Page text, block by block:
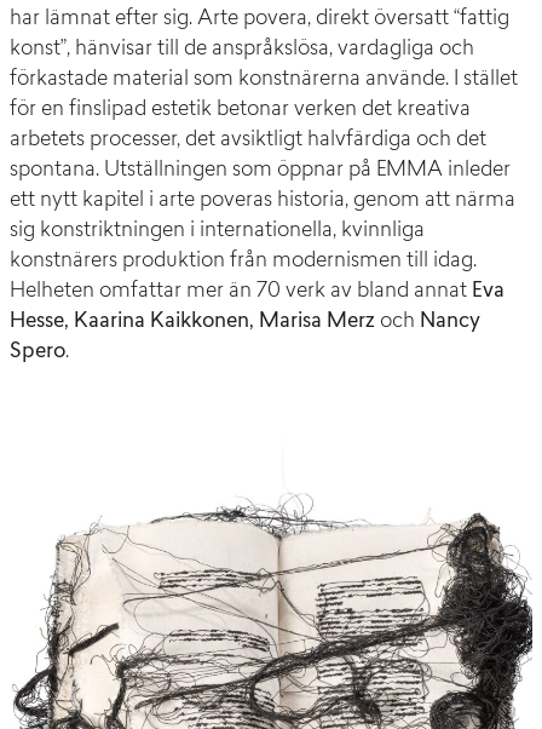
har lämnat efter sig. Arte povera, direkt översatt “fattig
konst”, hänvisar till de anspråkslösa, vardagliga och
förkastade material som konstnärerna använde. I stället
för en finslipad estetik betonar verken det kreativa
arbetets processer, det avsiktligt halvfärdiga och det
spontana. Utställningen som öppnar på EMMA inleder
ett nytt kapitel i arte poveras historia, genom att närma
sig konstriktningen i internationella, kvinnliga
konstnärers produktion från modernismen till idag.
Helheten omfattar mer än 70 verk av bland annat Eva
Hesse, Kaarina Kaikkonen, Marisa Merz och Nancy
Spero.